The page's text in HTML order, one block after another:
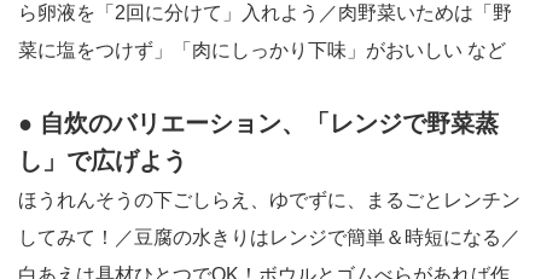
ら卵液を「2回に分けて」入れよう／肉野菜いためは「野
菜に塩をつけず」「肉にしっかり下味」がおいしい など
● 自炊のバリエーション、「レンジで野菜蒸
し」で広げよう
ほうれんそうの下ごしらえ、ゆでずに、まるごとレンチン
してみて！／豆腐の水きりはレンジで簡単＆時短になる／
白あえは具材ひとつでOK！ボウルとゴムべらがあれば作